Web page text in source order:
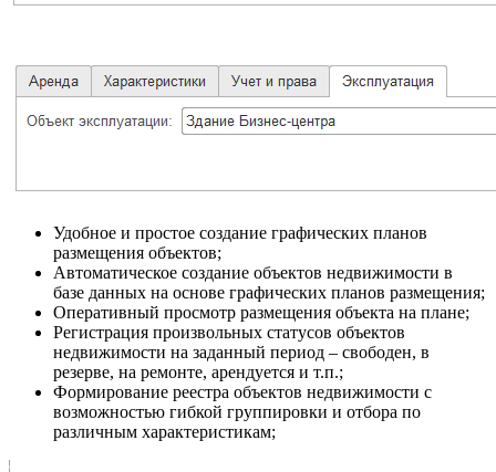
Удобное и простое создание графических планов
размещения объектов;
Автоматическое создание объектов недвижимости в
базе данных на основе графических планов размещения;
Оперативный просмотр размещения объекта на плане;
Регистрация произвольных статусов объектов
недвижимости на заданный период – свободен, в
резерве, на ремонте, арендуется и т.п.;
Формирование реестра объектов недвижимости с
возможностью гибкой группировки и отбора по
различным характеристикам;